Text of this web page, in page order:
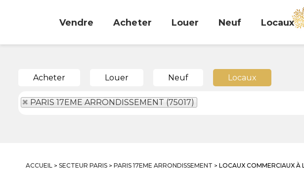
Vendre Acheter Louer Neuf Locaux
Acheter Louer Neuf Locaux
PARIS 17EME ARRONDISSEMENT (75017)
ACCUEIL > SECTEUR PARIS > PARIS 17EME ARRONDISSEMENT > LOCAUX COMMERCIAUX À